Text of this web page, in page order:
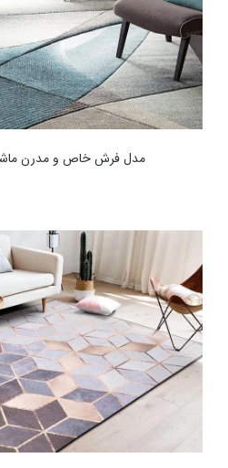
مدل فرش خاص و مدرن